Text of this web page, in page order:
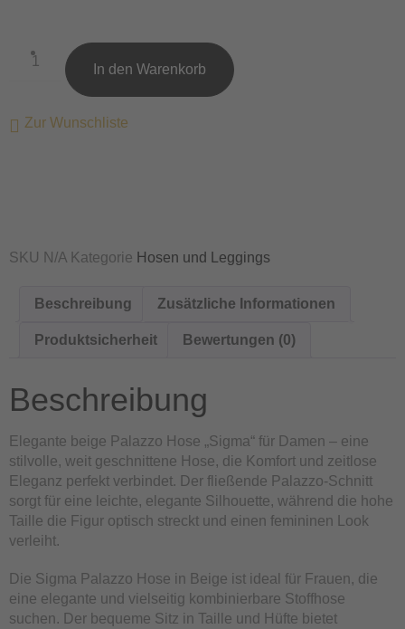
In den Warenkorb
Zur Wunschliste
SKU N/A Kategorie Hosen und Leggings
Beschreibung Zusätzliche Informationen
Produktsicherheit Bewertungen (0)
Beschreibung
Elegante beige Palazzo Hose „Sigma“ für Damen – eine
stilvolle, weit geschnittene Hose, die Komfort und zeitlose
Eleganz perfekt verbindet. Der fließende Palazzo-Schnitt
sorgt für eine leichte, elegante Silhouette, während die hohe
Taille die Figur optisch streckt und einen femininen Look
verleiht.
Die Sigma Palazzo Hose in Beige ist ideal für Frauen, die
eine elegante und vielseitig kombinierbare Stoffhose
suchen. Der bequeme Sitz in Taille und Hüfte bietet